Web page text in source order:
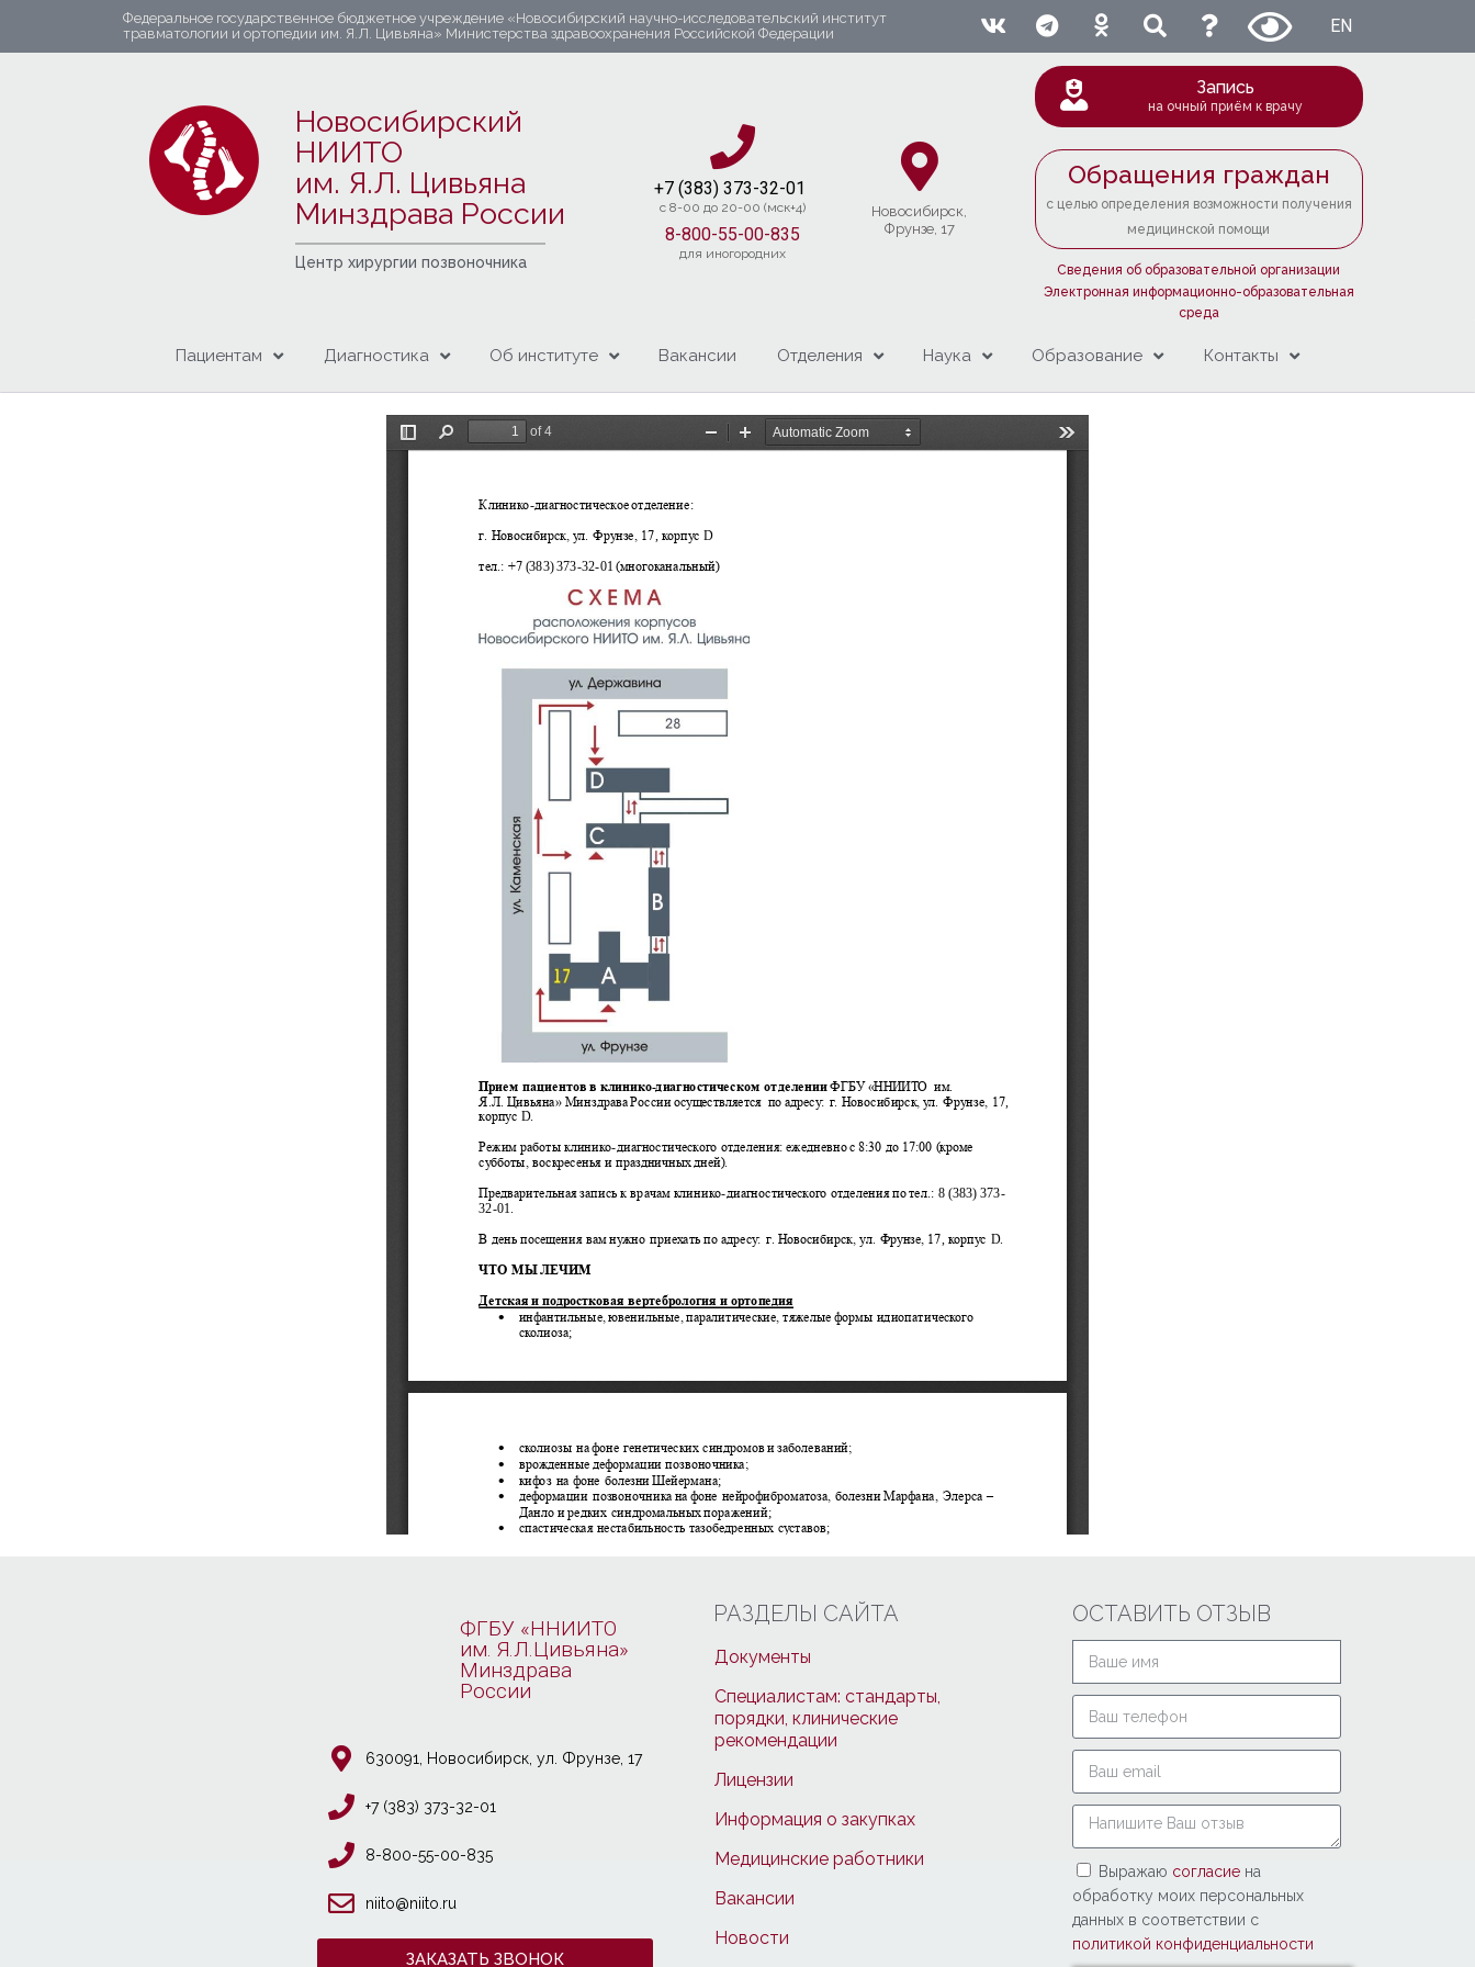
Федеральное государственное бюджетное учреждение «Новосибирский научно-исследовательский институт
травматологии и ортопедии им. Я.Л. Цивьяна» Министерства здравоохранения Российской Федерации
EN
Новосибирский
НИИТО
им. Я.Л. Цивьяна
Минздрава России
Центр хирургии позвоночника
+7 (383) 373-32-01​
c 8-00 до 20-00 (мск+4)
8-800-55-00-835
для иногородних
Новосибирcк,
Фрунзе, 17
Запись
на очный приём к врачу
Обращения граждан
с целью определения возможности получения
медицинской помощи
Сведения об образовательной организации
Электронная информационно-образовательная
среда
Пациентам Диагностика Об институте Вакансии Отделения Наука Образование Контакты
ФГБУ «ННИИТО
им. Я.Л.Цивьяна»
Минздрава
России
630091, Новосибирcк, ул. Фрунзе, 17
+7 (383) 373-32-01
8-800-55-00-835
niito@niito.ru
ЗАКАЗАТЬ ЗВОНОК
РАЗДЕЛЫ САЙТА
Документы
Специалистам: стандарты,
порядки, клинические
рекомендации
Лицензии
Информация о закупках
Медицинские работники
Вакансии
Новости
ОСТАВИТЬ ОТЗЫВ
Выражаю согласие на
обработку моих персональных
данных в соответствии с
политикой конфиденциальности